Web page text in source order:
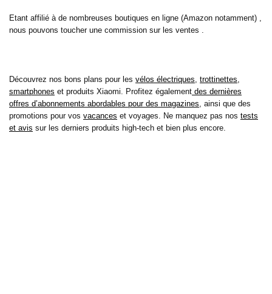
Etant affilié à de nombreuses boutiques en ligne (Amazon notamment) ,
nous pouvons toucher une commission sur les ventes .
Découvrez nos bons plans pour les vélos électriques, trottinettes,
smartphones et produits Xiaomi. Profitez également des dernières
offres d’abonnements abordables pour des magazines, ainsi que des
promotions pour vos vacances et voyages. Ne manquez pas nos tests
et avis sur les derniers produits high-tech et bien plus encore.